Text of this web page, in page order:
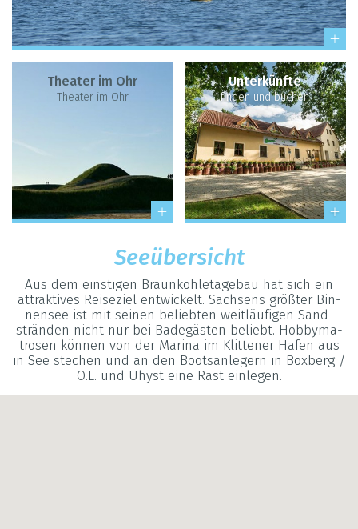
Thea­ter im Ohr
Thea­ter im Ohr
Unter­künfte
fin­den und buchen
See­über­sicht
Aus dem eins­ti­gen Braun­koh­le­ta­ge­bau hat sich ein
attrak­ti­ves Rei­se­ziel ent­wi­ckelt. Sach­sens grö­ß­ter Bin­
nen­see ist mit sei­nen belieb­ten weit­läu­fi­gen Sand­
strän­den nicht nur bei Bade­gäs­ten beliebt. Hob­by­ma­
tro­sen kön­nen von der Marina im Klit­te­ner Hafen aus
in See ste­chen und an den Boots­an­le­gern in Box­berg /
O.L. und Uhyst eine Rast ein­le­gen.